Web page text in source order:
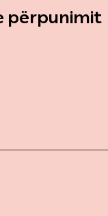
përpunimit